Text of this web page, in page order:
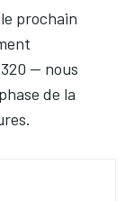
prochain
— nous
de la